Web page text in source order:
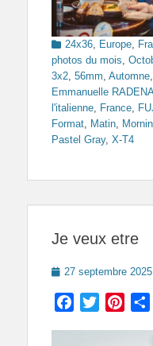
Categories
24x36 Europe
photos du mois
3x2 56mm Automne
Emmanuelle
l'italienne
France
Format
Matin
Pastel Gray, X-T4
Je veux etre
Posted
27 septembre 2025
Facebook
Twitter